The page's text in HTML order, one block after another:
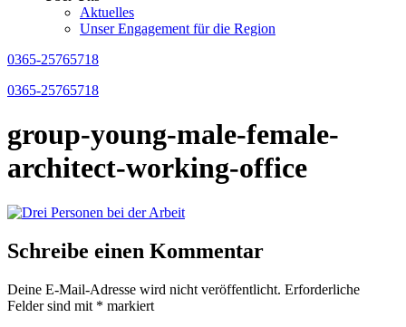
Aktuelles
Unser Engagement für die Region
0365-25765718
0365-25765718
group-young-male-female-
architect-working-office
Schreibe einen Kommentar
Deine E-Mail-Adresse wird nicht veröffentlicht. Erforderliche
Felder sind mit * markiert